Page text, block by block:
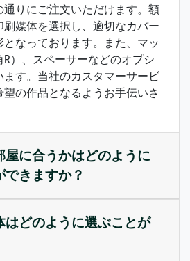
通りにご注文いただけます。額
媒体を選択し、適切なカバー
なっております。また、マッ
R）、スペーサーなどのオプシ
ます。当社のカスタマーサービ
の作品となるようお手伝いさ
屋に合うかはどのように
できますか？
はどのように選ぶことが